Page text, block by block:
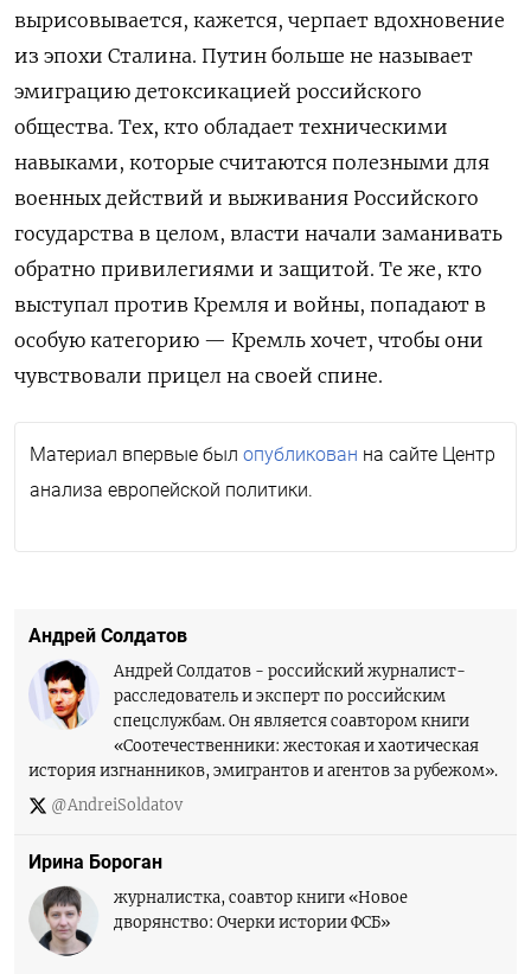
вырисовывается, кажется, черпает вдохновение
из эпохи Сталина. Путин больше не называет
эмиграцию детоксикацией российского
общества. Тех, кто обладает техническими
навыками, которые считаются полезными для
военных действий и выживания Российского
государства в целом, власти начали заманивать
обратно привилегиями и защитой. Те же, кто
выступал против Кремля и войны, попадают в
особую категорию — Кремль хочет, чтобы они
чувствовали прицел на своей спине.
Материал впервые был опубликован на сайте Центр
анализа европейской политики.
Андрей Солдатов
Андрей Солдатов - российский журналист-
расследователь и эксперт по российским
спецслужбам. Он является соавтором книги
«Соотечественники: жестокая и хаотическая
история изгнанников, эмигрантов и агентов за рубежом».
@AndreiSoldatov
Ирина Бороган
журналистка, соавтор книги «Новое
дворянство: Очерки истории ФСБ»